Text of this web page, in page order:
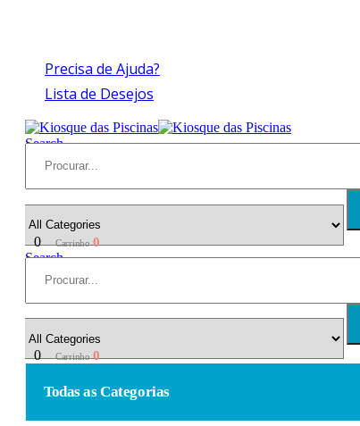
Precisa de Ajuda?
Lista de Desejos
Search
0 Carrinho0
Search
0 Carrinho0
Todas as Categorias